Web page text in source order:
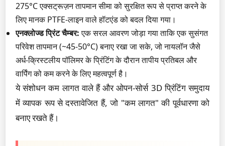
275°C एक्सट्रूज़न तापमान सीमा को सुरक्षित रूप से प्राप्त करने के
लिए मानक PTFE-लाइन वाले हॉटएंड को बदल दिया गया।
एनक्लोज्ड प्रिंट चैम्बर:एक सरल आवरण जोड़ा गया ताकि एक सुसंगत
परिवेश तापमान (~45-50°C) बनाए रखा जा सके, जो नायलॉन जैसे
अर्ध-क्रिस्टलीय पॉलिमर के प्रिंटिंग के दौरान तापीय प्रतिबल और
वार्पिंग को कम करने के लिए महत्वपूर्ण है।
ये संशोधन कम लागत वाले हैं और ओपन-सोर्स 3D प्रिंटिंग समुदाय
में व्यापक रूप से दस्तावेजित हैं, जो "कम लागत" की पूर्वधारणा को
बनाए रखते हैं।